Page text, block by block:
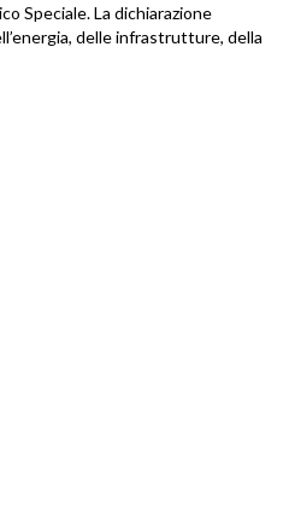
Speciale. La dichiarazione
delle infrastrutture, della